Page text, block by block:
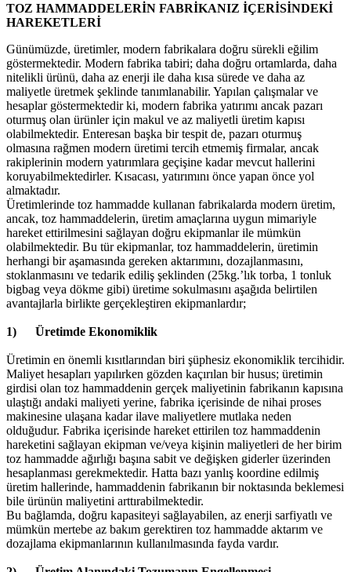
TOZ HAMMADDELERİN FABRİKANIZ İÇERİSİNDEKİ
HAREKETLERİ
Günümüzde, üretimler, modern fabrikalara doğru sürekli eğilim
göstermektedir. Modern fabrika tabiri; daha doğru ortamlarda, daha
nitelikli ürünü, daha az enerji ile daha kısa sürede ve daha az
maliyetle üretmek şeklinde tanımlanabilir. Yapılan çalışmalar ve
hesaplar göstermektedir ki, modern fabrika yatırımı ancak pazarı
oturmuş olan ürünler için makul ve az maliyetli üretim kapısı
olabilmektedir. Enteresan başka bir tespit de, pazarı oturmuş
olmasına rağmen modern üretimi tercih etmemiş firmalar, ancak
rakiplerinin modern yatırımlara geçişine kadar mevcut hallerini
koruyabilmektedirler. Kısacası, yatırımını önce yapan önce yol
almaktadır.
Üretimlerinde toz hammadde kullanan fabrikalarda modern üretim,
ancak, toz hammaddelerin, üretim amaçlarına uygun mimariyle
hareket ettirilmesini sağlayan doğru ekipmanlar ile mümkün
olabilmektedir. Bu tür ekipmanlar, toz hammaddelerin, üretimin
herhangi bir aşamasında gereken aktarımını, dozajlanmasını,
stoklanmasını ve tedarik ediliş şeklinden (25kg.’lık torba, 1 tonluk
bigbag veya dökme gibi) üretime sokulmasını aşağıda belirtilen
avantajlarla birlikte gerçekleştiren ekipmanlardır;
1) Üretimde Ekonomiklik
Üretimin en önemli kısıtlarından biri şüphesiz ekonomiklik tercihidir.
Maliyet hesapları yapılırken gözden kaçırılan bir husus; üretimin
girdisi olan toz hammaddenin gerçek maliyetinin fabrikanın kapısına
ulaştığı andaki maliyeti yerine, fabrika içerisinde de nihai proses
makinesine ulaşana kadar ilave maliyetlere mutlaka neden
olduğudur. Fabrika içerisinde hareket ettirilen toz hammaddenin
hareketini sağlayan ekipman ve/veya kişinin maliyetleri de her birim
toz hammadde ağırlığı başına sabit ve değişken giderler üzerinden
hesaplanması gerekmektedir. Hatta bazı yanlış koordine edilmiş
üretim hallerinde, hammaddenin fabrikanın bir noktasında beklemesi
bile ürünün maliyetini arttırabilmektedir.
Bu bağlamda, doğru kapasiteyi sağlayabilen, az enerji sarfiyatlı ve
mümkün mertebe az bakım gerektiren toz hammadde aktarım ve
dozajlama ekipmanlarının kullanılmasında fayda vardır.